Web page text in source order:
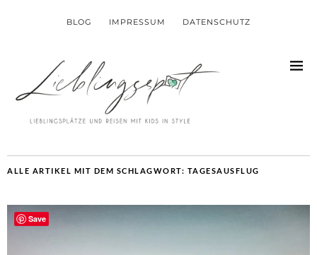
BLOG IMPRESSUM DATENSCHUTZ
ALLE ARTIKEL MIT DEM SCHLAGWORT: TAGESAUSFLUG
Save